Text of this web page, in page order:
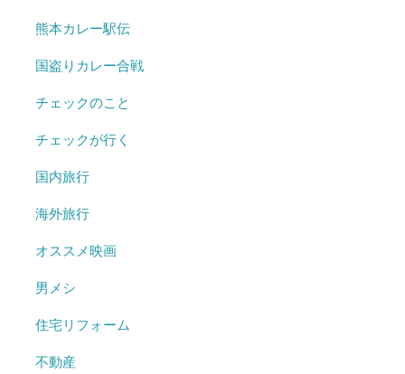
熊本カレー駅伝
国盗りカレー合戦
チェックのこと
チェックが行く
国内旅行
海外旅行
オススメ映画
男メシ
住宅リフォーム
不動産